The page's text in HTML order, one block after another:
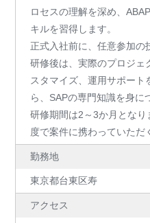
ロセスの理解を深め、
キルを習得します。
正式入社前に、任意参加の
研修後は、実際のプロジェ
スタマイズ、運用サポー
ら、SAPの専門知識を身に
研修期間は2～3か月とな
度で案件に携わっていただ
勤務地
東京都台東区寿
アクセス